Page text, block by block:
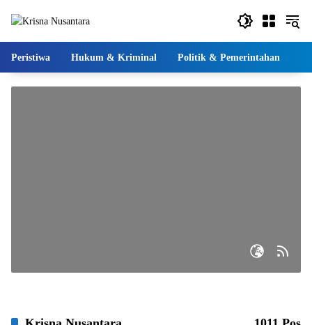
Peristiwa Hukum & Kriminal Politik & Pemerintahan